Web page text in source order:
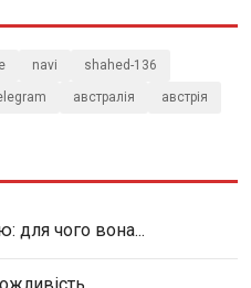
navi shahed-136
австралія австрія
для чого вона...